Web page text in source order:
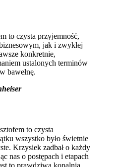
to czysta przyjemność,
jak i zwykłej
konkretnie,
ustalonych terminów
bawełnę.
to czysta
wszystko było świetnie
Krzysiek zadbał o każdy
nas o postępach i etapach
to prawdziwa kopalnia